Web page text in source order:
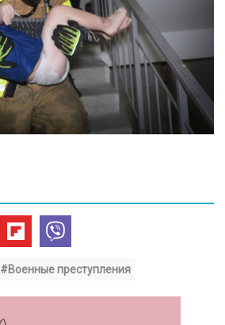
#Военные преступления